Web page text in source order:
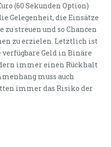
(60 Sekunden Option)
Gelegenheit, die Einsätze
streuen und so Chancen
zu erzielen. Letztlich ist
Geld in Binäre
immer einen Rückhalt
muss auch
immer das Risiko der